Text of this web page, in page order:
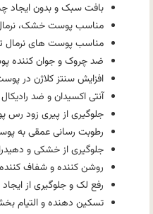
بافت سبک و بدون ایجاد
مناسب پوست خشک،
مناسب پوست های
ضد چروک و جوان کننده
افزایش سنتز کلاژن در
آنتی اکسیدان و ضد
جلوگیری از پیری زود رس
رطوبت رسانی عمقی به
جلوگیری از خشکی و
روشن کننده و شفاف کننده
رفع لک و جلوگیری از
تسکین دهنده و التیام